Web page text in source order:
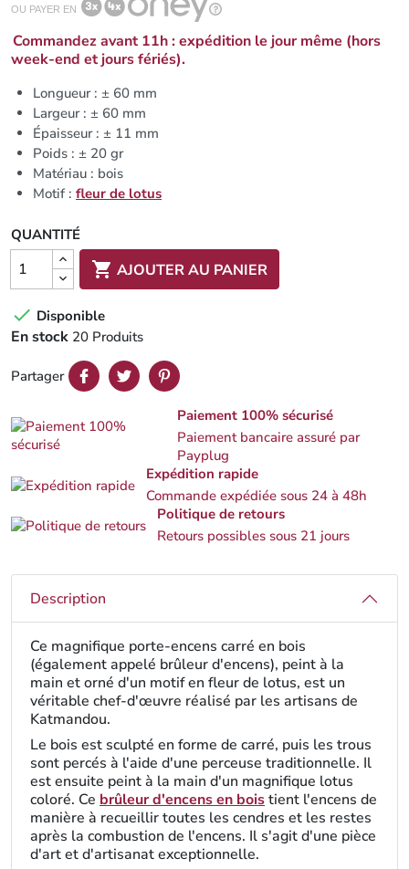
OU PAYER EN
Commandez avant 11h : expédition le jour même (hors
week-end et jours fériés).
Longueur : ± 60 mm
Largeur : ± 60 mm
Épaisseur : ± 11 mm
Poids : ± 20 gr
Matériau : bois
Motif : fleur de lotus
QUANTITÉ
 AJOUTER AU PANIER
 Disponible
En stock 20 Produits
Partager
Paiement 100% sécurisé
Paiement bancaire assuré par
Payplug
Expédition rapide
Commande expédiée sous 24 à 48h
Politique de retours
Retours possibles sous 21 jours
Description
Ce magnifique porte-encens carré en bois
(également appelé brûleur d'encens), peint à la
main et orné d'un motif en fleur de lotus, est un
véritable chef-d'œuvre réalisé par les artisans de
Katmandou.
Le bois est sculpté en forme de carré, puis les trous
sont percés à l'aide d'une perceuse traditionnelle. Il
est ensuite peint à la main d'un magnifique lotus
coloré. Ce brûleur d'encens en boistient l'encens de
manière à recueillir toutes les cendres et les restes
après la combustion de l'encens. Il s'agit d'une pièce
d'art et d'artisanat exceptionnelle.